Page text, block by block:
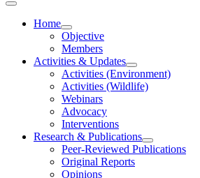
Home
Objective
Members
Activities & Updates
Activities (Environment)
Activities (Wildlife)
Webinars
Advocacy
Interventions
Research & Publications
Peer-Reviewed Publications
Original Reports
Opinions